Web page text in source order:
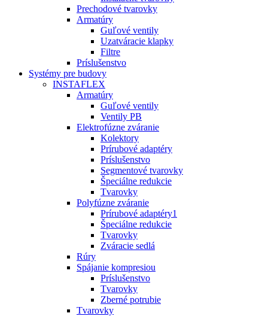
Prechodové tvarovky
Armatúry
Guľové ventily
Uzatváracie klapky
Filtre
Príslušenstvo
Systémy pre budovy
INSTAFLEX
Armatúry
Guľové ventily
Ventily PB
Elektrofúzne zváranie
Kolektory
Prírubové adaptéry
Príslušenstvo
Segmentové tvarovky
Špeciálne redukcie
Tvarovky
Polyfúzne zváranie
Prírubové adaptéry1
Špeciálne redukcie
Tvarovky
Zváracie sedlá
Rúry
Spájanie kompresiou
Príslušenstvo
Tvarovky
Zberné potrubie
Tvarovky